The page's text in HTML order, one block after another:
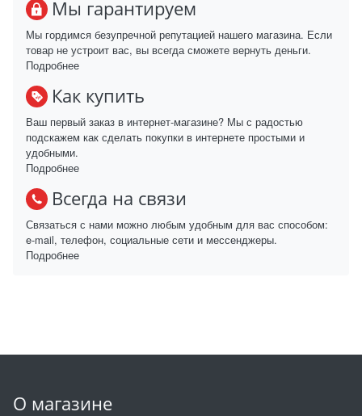
Мы гарантируем
Мы гордимся безупречной репутацией нашего магазина. Если
товар не устроит вас, вы всегда сможете вернуть деньги.
Подробнее
Как купить
Ваш первый заказ в интернет-магазине? Мы с радостью
подскажем как сделать покупки в интернете простыми и
удобными.
Подробнее
Всегда на связи
Связаться с нами можно любым удобным для вас способом:
e-mail, телефон, социальные сети и мессенджеры.
Подробнее
О магазине